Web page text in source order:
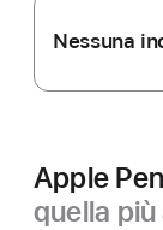
Nessuna
Apple
quella